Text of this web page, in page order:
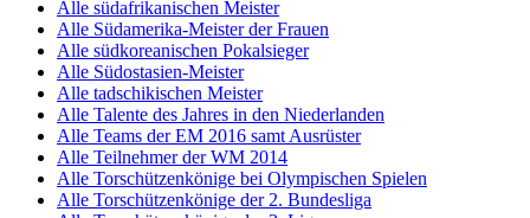
Alle südafrikanischen Meister
Alle Südamerika-Meister der Frauen
Alle südkoreanischen Pokalsieger
Alle Südostasien-Meister
Alle tadschikischen Meister
Alle Talente des Jahres in den Niederlanden
Alle Teams der EM 2016 samt Ausrüster
Alle Teilnehmer der WM 2014
Alle Torschützenkönige bei Olympischen Spielen
Alle Torschützenkönige der 2. Bundesliga